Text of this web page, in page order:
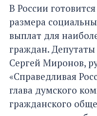
В России
размера
выплат для
граждан.
Сергей Миронов,
«Справедливая
глава думского
гражданского